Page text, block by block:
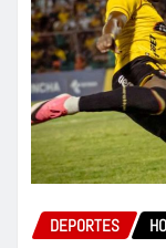
DEPORTES